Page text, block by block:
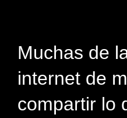
Muchas de
internet de
compartir lo